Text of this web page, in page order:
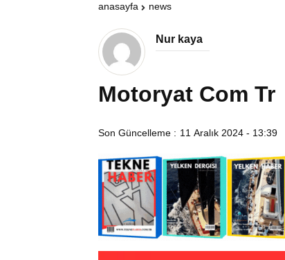
anasayfa news
Nur kaya
Motoryat Com Tr
Son Güncelleme : 11 Aralık 2024 - 13:39